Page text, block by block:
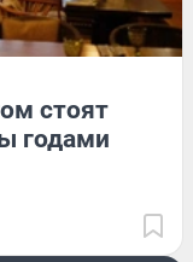
стоят
годами